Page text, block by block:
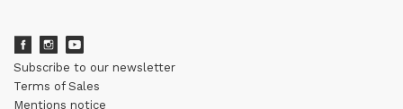
Subscribe to our newsletter
Terms of Sales
Mentions notice